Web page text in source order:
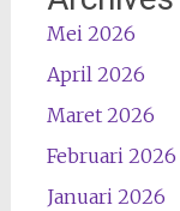
Mei 2026
April 2026
Maret 2026
Februari 2026
Januari 2026